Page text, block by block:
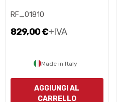
RF_01810
829,00 €+IVA
Made in Italy
AGGIUNGI AL
CARRELLO